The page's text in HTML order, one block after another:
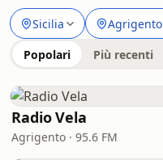
Sicilia Agrigento
Popolari Più recenti
Radio Vela
Agrigento · 95.6 FM